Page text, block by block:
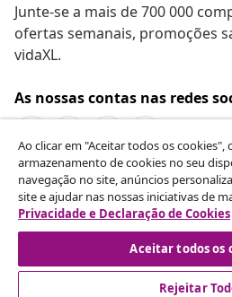
Junte-se a mais de 700 000
ofertas semanais, promoções
vidaXL.
As nossas contas nas redes
Rescindir o contrato
Envie um pedido de rescisão
Rescindir o
Ao clicar em "Aceitar todos os cookies",
armazenamento de cookies no seu
navegação no site, anúncios
site e ajudar nas nossas iniciativas de
Privacidade e Declaração de Cookies
Aceitar todos os
Rejeitar